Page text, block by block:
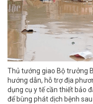
Thủ tướng giao Bộ trưởng
hướng dẫn, hỗ trợ địa
dụng cụ y tế cần thiết bảo
để bùng phát dịch bệnh sau